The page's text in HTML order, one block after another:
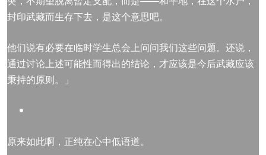
封印武藏而生存下去，是这个意思吧。
他们说有必要在临时学生总会上问问我们这些问题。还说，
通过讨论上述可能性而得出的结论，才应该是今后武藏应该
秉持的原则。」
原来如此啊，正纯在心中低语道。